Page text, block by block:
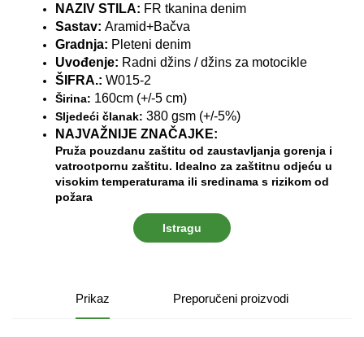
NAZIV STILA: FR tkanina denim
Sastav: Aramid+Bačva
Gradnja: Pleteni denim
Uvođenje: Radni džins / džins za motocikle
ŠIFRA.: W015-2
Širina: 160cm (+/-5 cm)
Sljedeći članak: 380 gsm (+/-5%)
NAJVAŽNIJE ZNAČAJKE:
Pruža pouzdanu zaštitu od zaustavljanja gorenja i
vatrootpornu zaštitu. Idealno za zaštitnu odjeću u
visokim temperaturama ili sredinama s rizikom od
požara
Istragu
Prikaz Preporučeni proizvodi